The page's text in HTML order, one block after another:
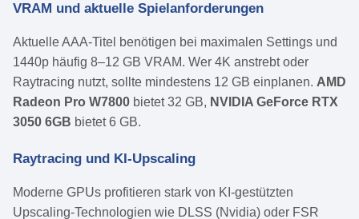
VRAM und aktuelle Spielanforderungen
Aktuelle AAA-Titel benötigen bei maximalen Settings und
1440p häufig 8–12 GB VRAM. Wer 4K anstrebt oder
Raytracing nutzt, sollte mindestens 12 GB einplanen. AMD
Radeon Pro W7800 bietet 32 GB, NVIDIA GeForce RTX
3050 6GB bietet 6 GB.
Raytracing und KI-Upscaling
Moderne GPUs profitieren stark von KI-gestützten
Upscaling-Technologien wie DLSS (Nvidia) oder FSR